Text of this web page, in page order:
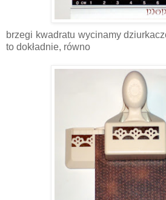
brzegi kwadratu wycinamy
to dokładnie, równo